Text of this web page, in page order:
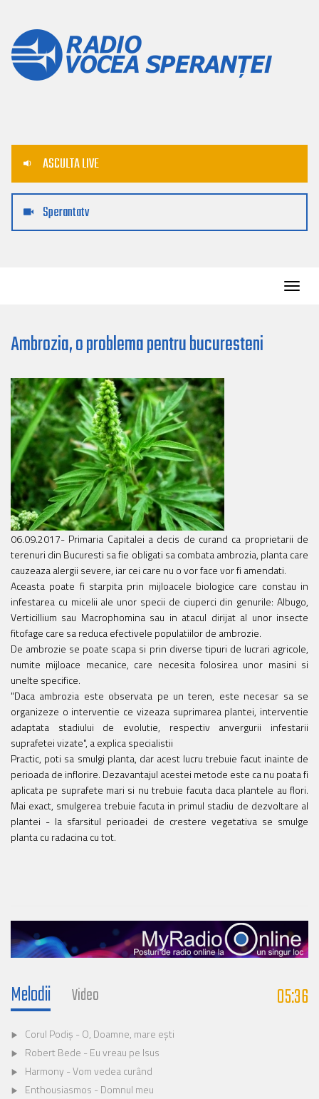
ASCULTA LIVE
Sperantatv
Ambrozia, o problema pentru bucuresteni
06.09.2017- Primaria Capitalei a decis de curand ca proprietarii de
terenuri din Bucuresti sa fie obligati sa combata ambrozia, planta care
cauzeaza alergii severe, iar cei care nu o vor face vor fi amendati.
Aceasta poate fi starpita prin mijloacele biologice care constau in
infestarea cu micelii ale unor specii de ciuperci din genurile: Albugo,
Verticillium sau Macrophomina sau in atacul dirijat al unor insecte
fitofage care sa reduca efectivele populatiilor de ambrozie.
De ambrozie se poate scapa si prin diverse tipuri de lucrari agricole,
numite mijloace mecanice, care necesita folosirea unor masini si
unelte specifice.
"Daca ambrozia este observata pe un teren, este necesar sa se
organizeze o interventie ce vizeaza suprimarea plantei, interventie
adaptata stadiului de evolutie, respectiv anvergurii infestarii
suprafetei vizate", a explica specialistii
Practic, poti sa smulgi planta, dar acest lucru trebuie facut inainte de
perioada de inflorire. Dezavantajul acestei metode este ca nu poata fi
aplicata pe suprafete mari si nu trebuie facuta daca plantele au flori.
Mai exact, smulgerea trebuie facuta in primul stadiu de dezvoltare al
plantei - la sfarsitul perioadei de crestere vegetativa se smulge
planta cu radacina cu tot.
Melodii Video 05:36
Corul Podiș - O, Doamne, mare ești
Robert Bede - Eu vreau pe Isus
Harmony - Vom vedea curând
Enthousiasmos - Domnul meu